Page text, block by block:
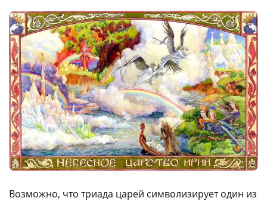
Возможно, что триада царей символизирует один из